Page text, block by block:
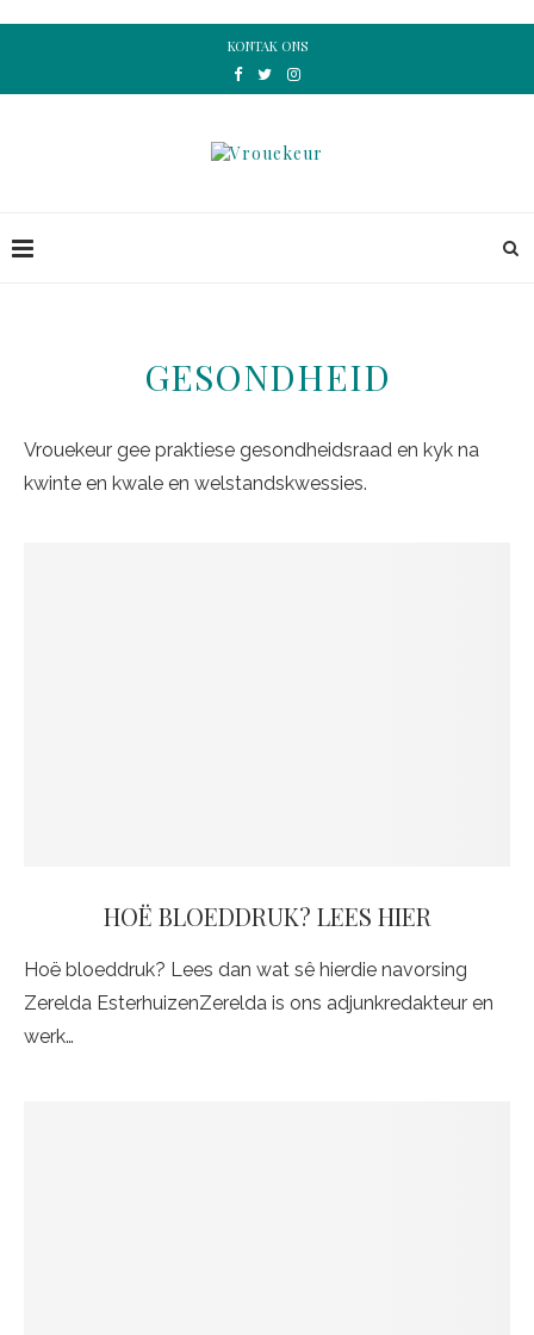
KONTAK ONS
GESONDHEID
Vrouekeur gee praktiese gesondheidsraad en kyk na
kwinte en kwale en welstandskwessies.
HOË BLOEDDRUK? LEES HIER
Hoë bloeddruk? Lees dan wat sê hierdie navorsing
Zerelda EsterhuizenZerelda is ons adjunkredakteur en
werk…